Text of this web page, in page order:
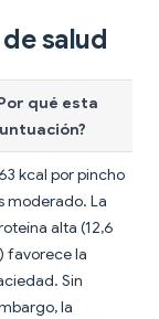
salud
qué esta
kcal por pincho
moderado. La
alta (12,6
favorece la
Sin
la